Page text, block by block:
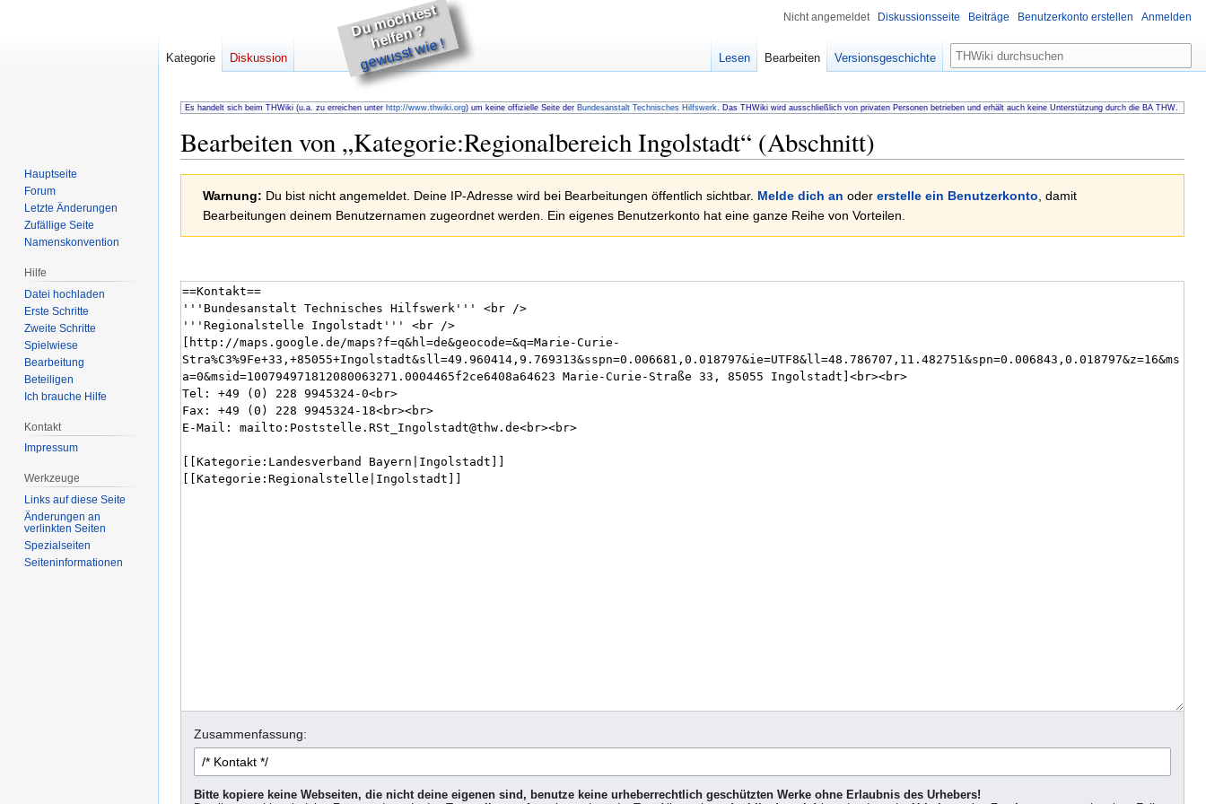
D
u
m
ö
c
ht
e
st
h
elf
e
n
?
gewusst wie !
Es handelt sich beim THWiki (u.a. zu erreichen unter http://www.thwiki.org) um keine offizielle Seite der Bundesanstalt Technisches Hilfswerk . Das THWiki wird ausschließlich von privaten Personen betrieben und erhält auch keine Unterstützung durch die BA THW.
Bearbeiten von „Kategorie:Regionalbereich Ingolstadt“ (Abschnitt)
Navigation
springen
Suche
springen
Warnung: Du bist nicht angemeldet. Deine IP-Adresse wird bei Bearbeitungen öffentlich sichtbar. Melde dich an oder erstelle ein Benutzerkonto , damit
Bearbeitungen deinem Benutzernamen zugeordnet werden. Ein eigenes Benutzerkonto hat eine ganze Reihe von Vorteilen.
Zusammenfassung:
Bitte kopiere keine Webseiten, die nicht deine eigenen sind, benutze keine urheberrechtlich geschützten Werke ohne Erlaubnis des Urhebers!
Nicht angemeldet Diskussionsseite Beiträge Benutzerkonto erstellen Anmelden
Kategorie Diskussion Lesen Bearbeiten Versionsgeschichte Suche
Hauptseite
Forum
Letzte Änderungen
Zufällige Seite
Namenskonvention
Hilfe
Datei hochladen
Erste Schritte
Zweite Schritte
Spielwiese
Bearbeitung
Beteiligen
Ich brauche Hilfe
Kontakt
Impressum
Werkzeuge
Links auf diese Seite
Änderungen an
verlinkten Seiten
Spezialseiten
Seiten­informationen